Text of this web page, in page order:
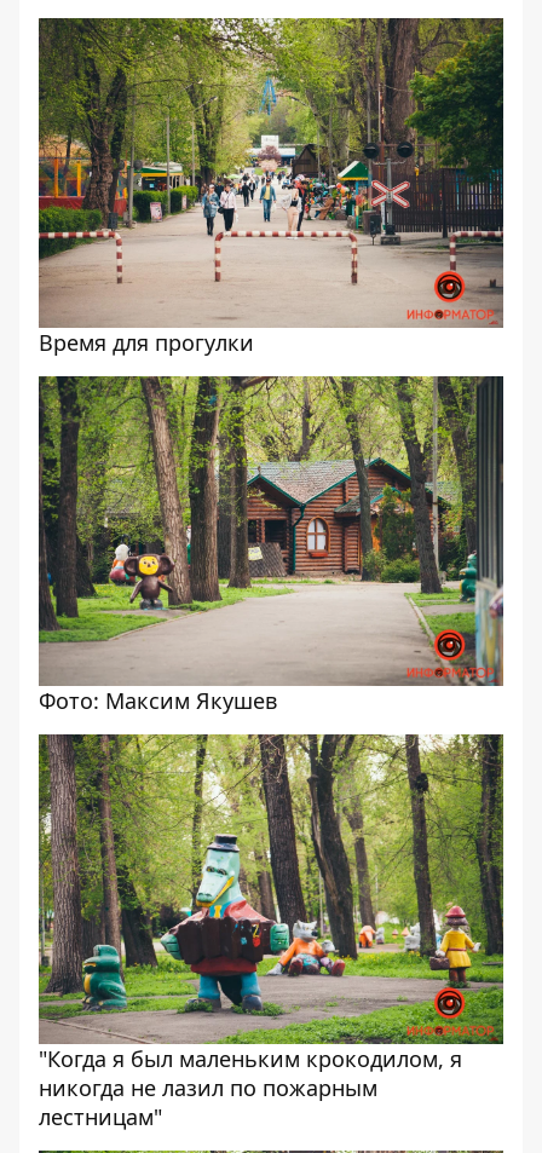
Время для прогулки
Фото: Максим Якушев
"Когда я был маленьким крокодилом, я
никогда не лазил по пожарным
лестницам"